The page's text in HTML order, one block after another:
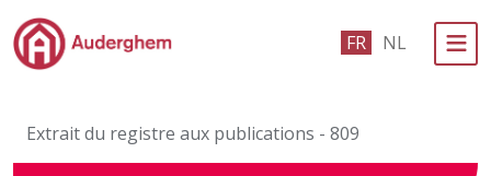
Passer au contenu principal FR NL
Événements et vie associative
Extrait du registre aux publications - 809